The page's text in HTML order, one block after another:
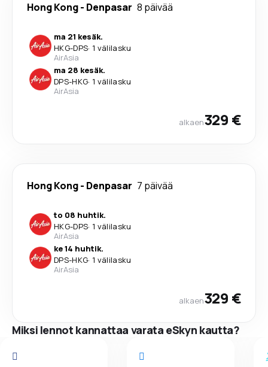
Hong Kong- Denpasar 8 päivää
ma 21 kesäk.
HKG-DPS· 1 välilasku
AirAsia
ma 28 kesäk.
DPS-HKG· 1 välilasku
AirAsia
alkaen329 €
Hong Kong- Denpasar 7 päivää
to 08 huhtik.
HKG-DPS· 1 välilasku
AirAsia
ke 14 huhtik.
DPS-HKG· 1 välilasku
AirAsia
alkaen329 €
Miksi lennot kannattaa varata eSkyn kautta?